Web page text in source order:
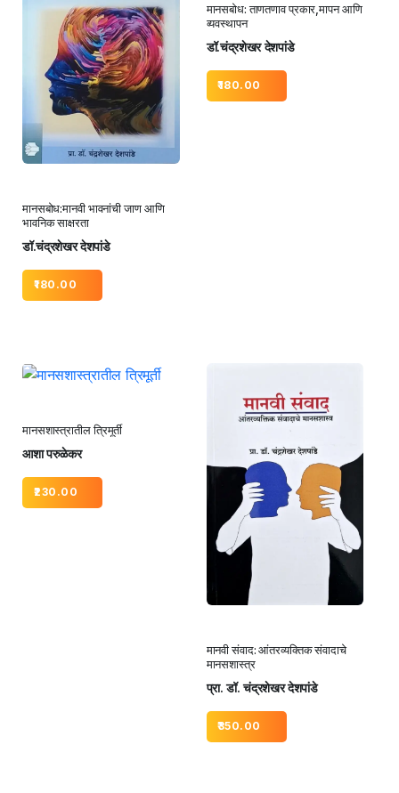
मानसबोध:मानवी भावनांची जाण आणि
भावनिक साक्षरता
डॉ.चंद्रशेखर देशपांडे
180.00
मानसबोध: ताणतणाव प्रकार,मापन आणि
व्यवस्थापन
डॉ.चंद्रशेखर देशपांडे
180.00
मानसशास्त्रातील त्रिमूर्ती
आशा परुळेकर
230.00
मानवी संवाद: आंतरव्यक्तिक संवादाचे
मानसशास्त्र
प्रा. डॉ. चंद्रशेखर देशपांडे
350.00